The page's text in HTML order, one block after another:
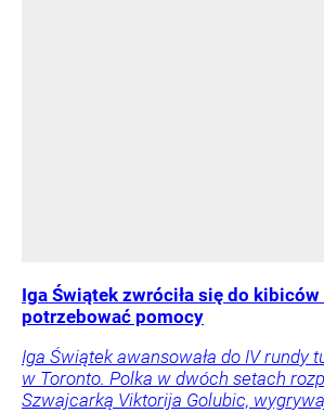
Iga Świątek zwróciła się do
potrzebować pomocy
Iga Świątek awansowała do IV rundy
w Toronto. Polka w dwóch setach
Szwajcarką Viktorija Golubic,